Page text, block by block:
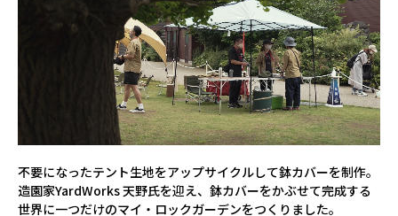
不要になったテント生地をアップサイクルして鉢カバーを制作。
造園家YardWorks 天野氏を迎え、鉢カバーをかぶせて完成する
世界に一つだけのマイ・ロックガーデンをつくりました。